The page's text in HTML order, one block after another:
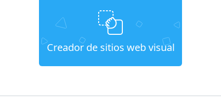
Creador de sitios web visual